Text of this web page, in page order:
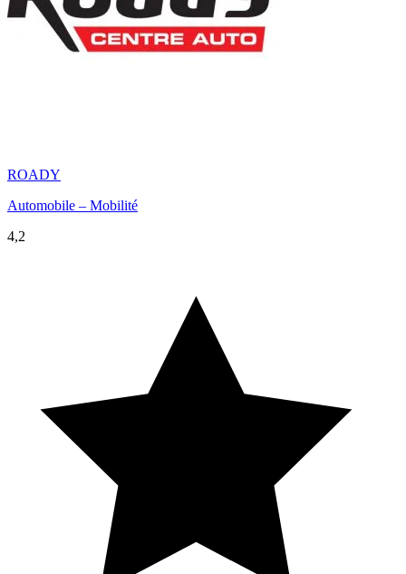
ROADY
Automobile – Mobilité
4,2